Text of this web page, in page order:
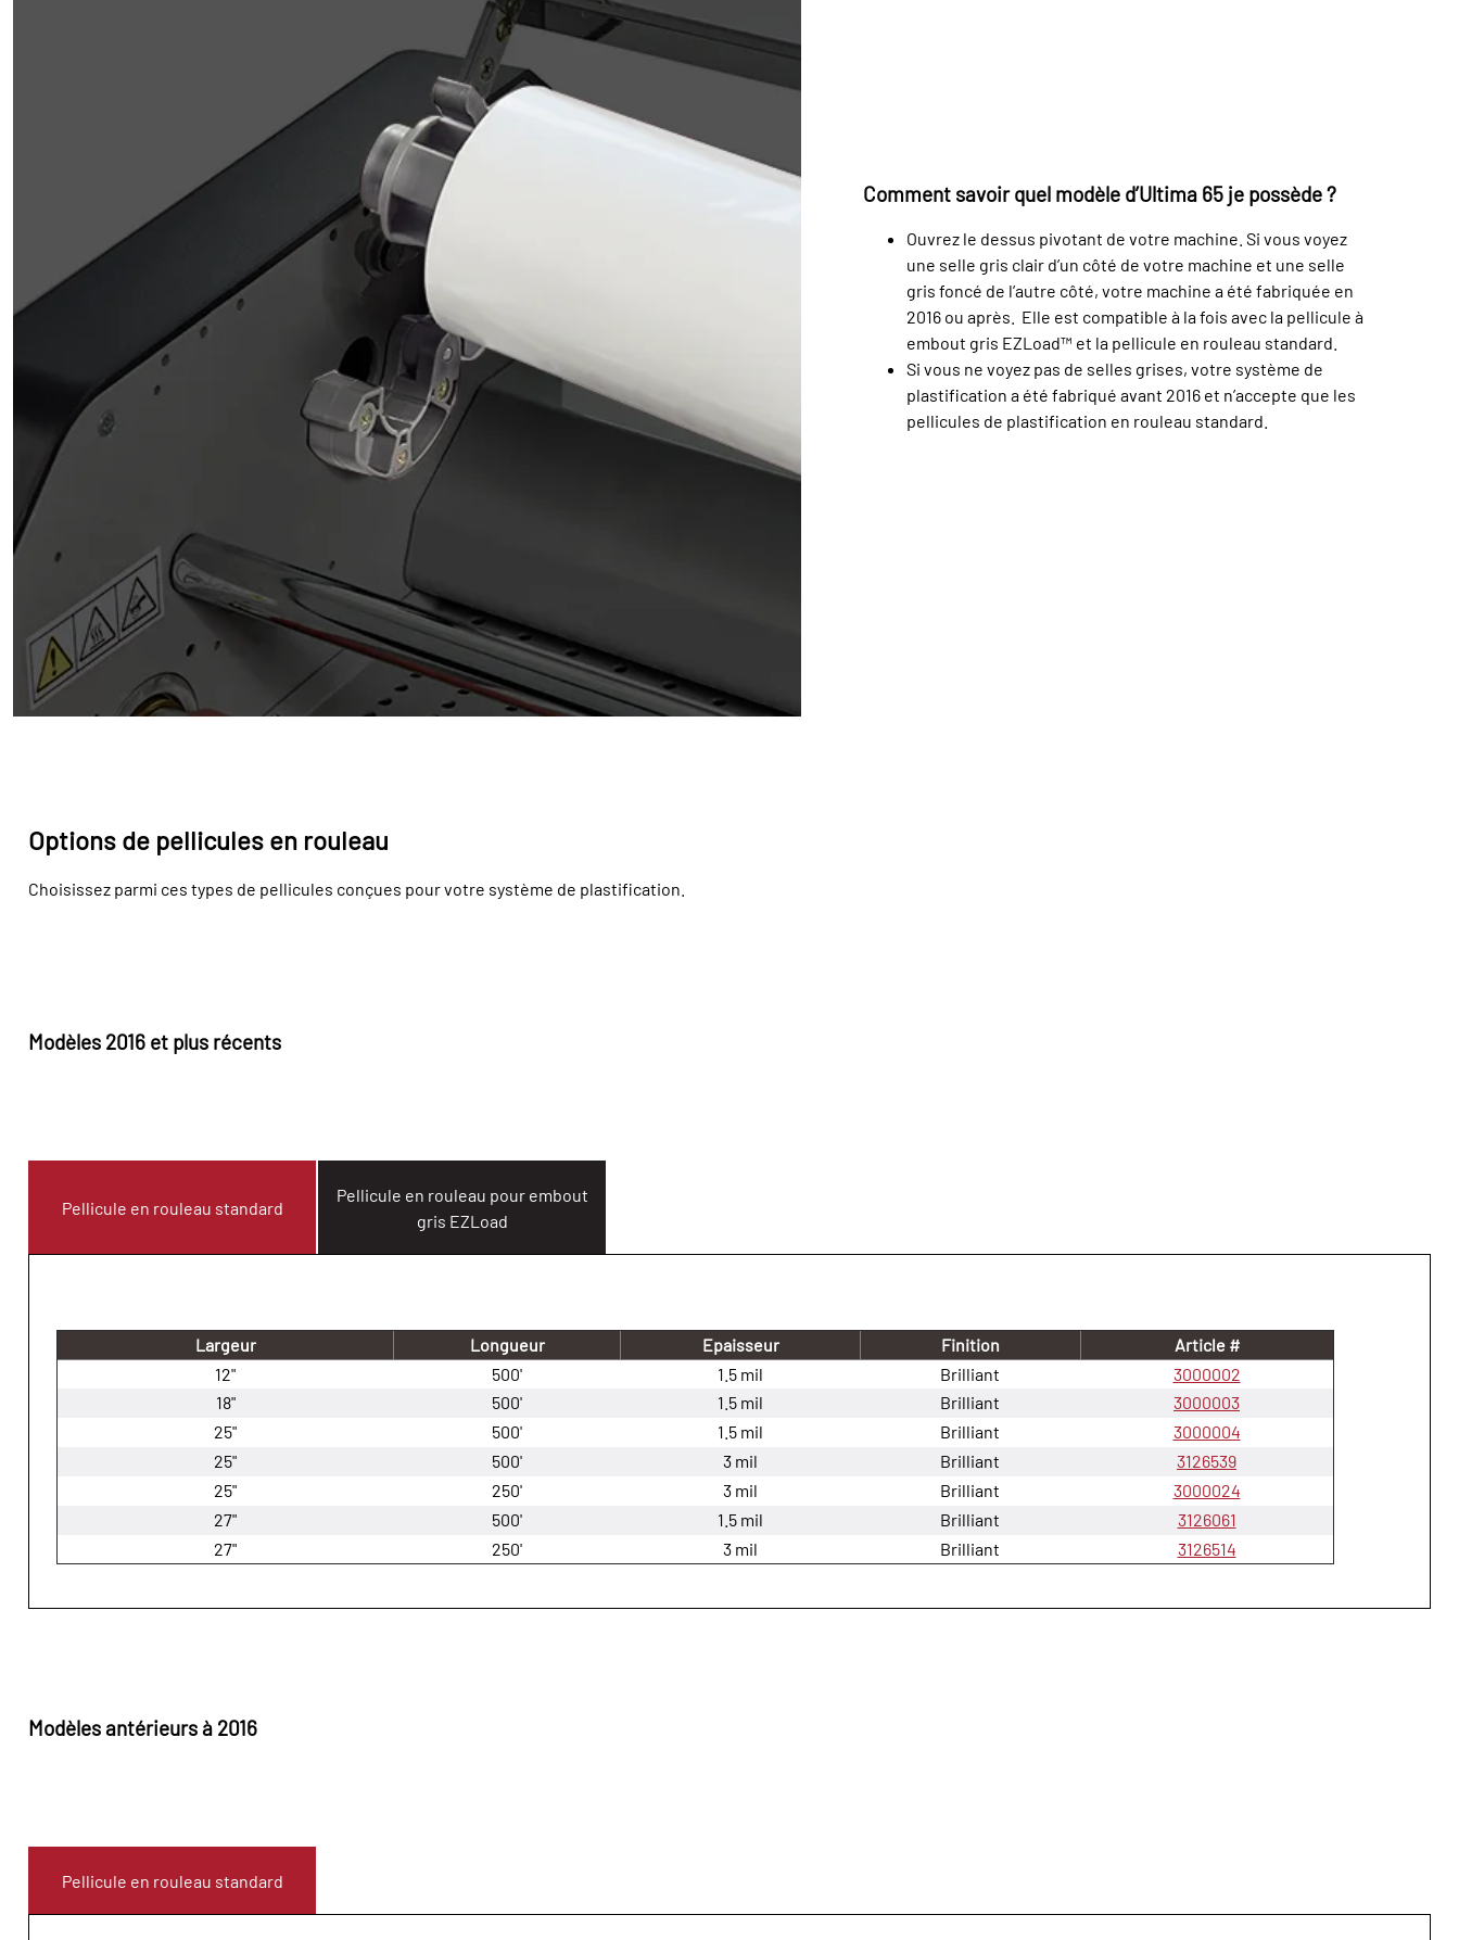
Comment savoir quel modèle d’Ultima 65 je possède ?
Ouvrez le dessus pivotant de votre machine. Si vous voyez
une selle gris clair d’un côté de votre machine et une selle
gris foncé de l’autre côté, votre machine a été fabriquée en
2016 ou après. Elle est compatible à la fois avec la pellicule à
embout gris EZLoad™ et la pellicule en rouleau standard.
Si vous ne voyez pas de selles grises, votre système de
plastification a été fabriqué avant 2016 et n’accepte que les
pellicules de plastification en rouleau standard.
Options de pellicules en rouleau
Choisissez parmi ces types de pellicules conçues pour votre système de plastification.
Modèles 2016 et plus récents
Pellicule en rouleau standard
Pellicule en rouleau pour embout
gris EZLoad
Largeur Longueur Epaisseur Finition
Article #
12"
500' 1.5 mil Brilliant
3000002
18"
500' 1.5 mil Brilliant
3000003
25"
500' 1.5 mil Brilliant
3000004
25"
500' 3 mil Brilliant
3126539
25"
250' 3 mil Brilliant
3000024
27"
500' 1.5 mil Brilliant
3126061
27"
250' 3 mil Brilliant 3126514
Modèles antérieurs à 2016
Pellicule en rouleau standard